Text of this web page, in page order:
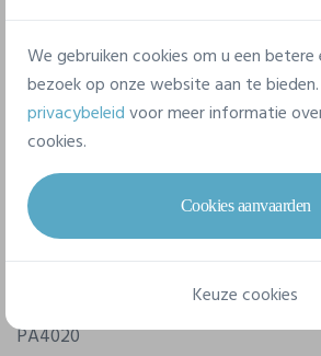
Eigenschappen
Merk
Proact
PA4020
We gebruiken cookies om u een
bezoek op onze website aan te
privacybeleidvoor meer informatie
cookies.
Cookies aanvaarden
Keuze cookies